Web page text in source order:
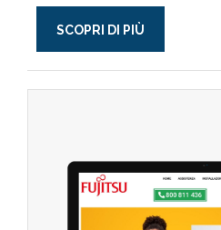
SCOPRI DI PIÙ